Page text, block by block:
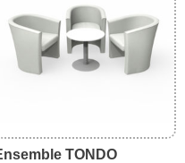
TONDO